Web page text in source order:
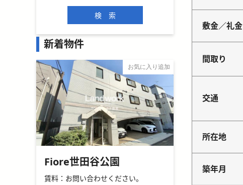
敷金／礼金
間取り
交通
所在地
築年月
新着物件
お気に入り追加
Fiore世田谷公園
賃料： お問い合わせください。